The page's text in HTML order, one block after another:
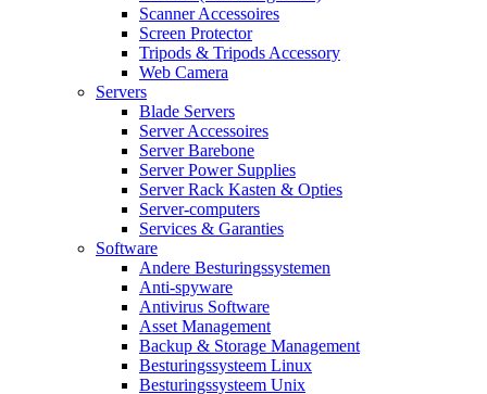
Scanner Accessoires
Screen Protector
Tripods & Tripods Accessory
Web Camera
Servers
Blade Servers
Server Accessoires
Server Barebone
Server Power Supplies
Server Rack Kasten & Opties
Server-computers
Services & Garanties
Software
Andere Besturingssystemen
Anti-spyware
Antivirus Software
Asset Management
Backup & Storage Management
Besturingssysteem Linux
Besturingssysteem Unix